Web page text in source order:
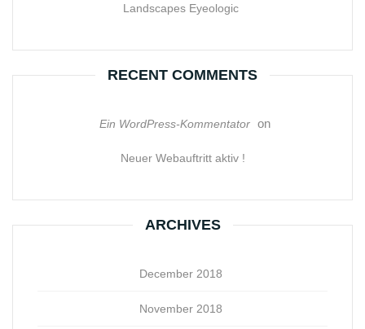
Landscapes Eyeologic
RECENT COMMENTS
Ein WordPress-Kommentator on
Neuer Webauftritt aktiv !
ARCHIVES
December 2018
November 2018